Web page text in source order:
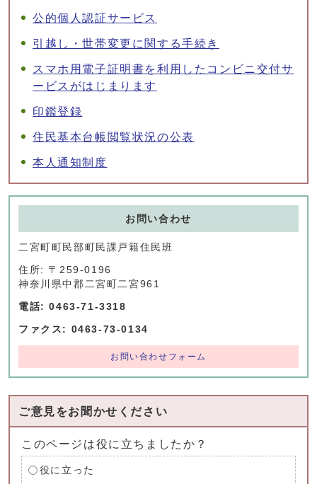
公的個人認証サービス
引越し・世帯変更に関する手続き
スマホ用電子証明書を利用したコンビニ交付サ
ービスがはじまります
印鑑登録
住民基本台帳閲覧状況の公表
本人通知制度
お問い合わせ
二宮町町民部町民課戸籍住民班
住所: 〒259-0196
神奈川県中郡二宮町二宮961
電話: 0463-71-3318
ファクス: 0463-73-0134
お問い合わせフォーム
ご意見をお聞かせください
このページは役に立ちましたか？
役に立った